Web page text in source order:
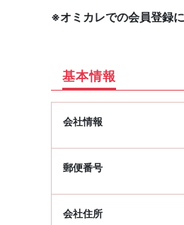
※オミカレでの会員登録
基本情報
会社情報
郵便番号
会社住所